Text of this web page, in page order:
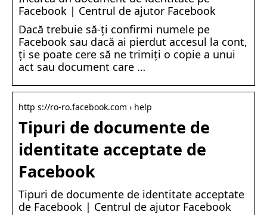
Facebook | Centrul de ajutor Facebook
Dacă trebuie să-ți confirmi numele pe
Facebook sau dacă ai pierdut accesul la cont,
ți se poate cere să ne trimiți o copie a unui
act sau document care …
http s://ro-ro.facebook.com › help
Tipuri de documente de
identitate acceptate de
Facebook
Tipuri de documente de identitate acceptate
de Facebook | Centrul de ajutor Facebook